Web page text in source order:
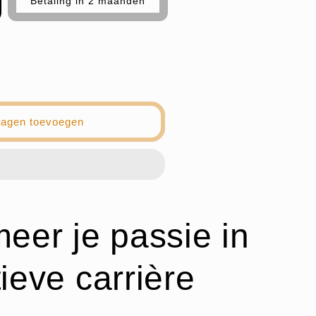
toevoegen
je passie in
carrière